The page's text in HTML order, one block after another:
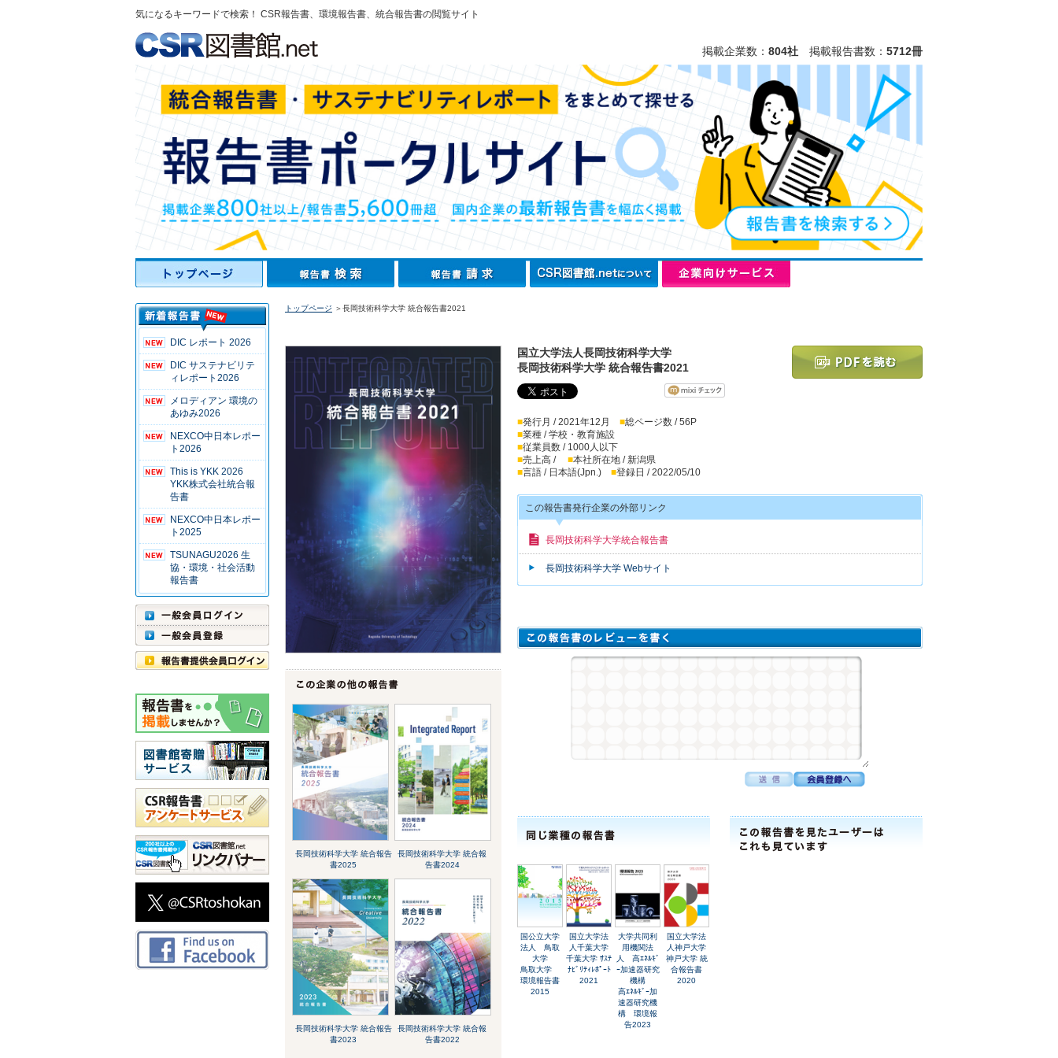
気になるキーワードで検索！ CSR報告書、環境報告書、統合報告書の閲覧サイト
掲載企業数： 804社 掲載報告書数： 5712冊
DIC レポート 2026
DIC サステナビリテ
ィレポート2026
メロディアン 環境の
あゆみ2026
NEXCO中日本レポー
ト2026
This is YKK 2026
YKK株式会社統合報
告書
NEXCO中日本レポー
ト2025
TSUNAGU2026 生
協・環境・社会活動
報告書
トップページ ＞長岡技術科学大学 統合報告書2021
長岡技術科学大学 統合報告
書2025
長岡技術科学大学 統合報
告書2024
長岡技術科学大学 統合報告
書2023
長岡技術科学大学 統合報
告書2022
国立大学法人長岡技術科学大学
長岡技術科学大学 統合報告書2021
■発行月 / 2021年12月 ■総ページ数 / 56P
■業種 / 学校・教育施設
■従業員数 / 1000人以下
■売上高 / ■本社所在地 / 新潟県
■言語 / 日本語(Jpn.) ■登録日 / 2022/05/10
この報告書発行企業の外部リンク
長岡技術科学大学統合報告書
長岡技術科学大学 Webサイト
国公立大学
法人 鳥取
大学
鳥取大学
環境報告書
2015
国立大学法
人千葉大学
千葉大学 ｻｽﾃ
ﾅﾋﾞﾘﾃｨﾚﾎﾟｰﾄ
2021
大学共同利
用機関法
人 高ｴﾈﾙｷﾞ
ｰ加速器研究
機構
高ｴﾈﾙｷﾞｰ加
速器研究機
構 環境報
告2023
国立大学法
人神戸大学
神戸大学 統
合報告書
2020